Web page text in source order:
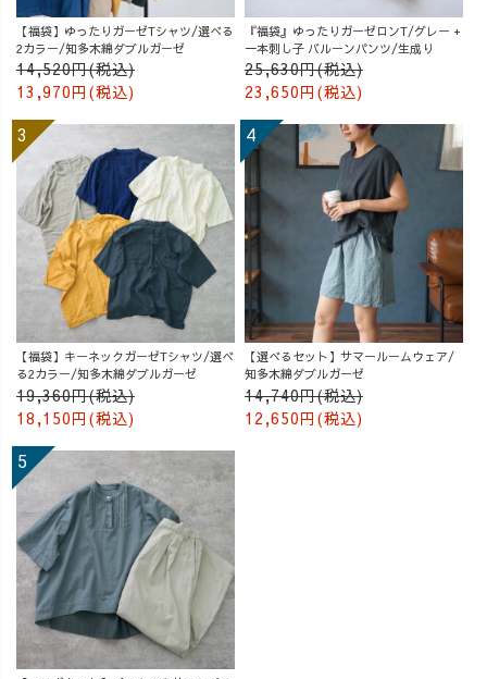
【福袋】ゆったりガーゼTシャツ/選べる
2カラー/知多木綿ダブルガーゼ
14,520円(税込)
13,970円(税込)
『福袋』ゆったりガーゼロンT/グレー +
一本刺し子 バルーンパンツ/生成り
25,630円(税込)
23,650円(税込)
【福袋】キーネックガーゼTシャツ/選べ
る2カラー/知多木綿ダブルガーゼ
19,360円(税込)
18,150円(税込)
【選べるセット】サマールームウェア/
知多木綿ダブルガーゼ
14,740円(税込)
12,650円(税込)